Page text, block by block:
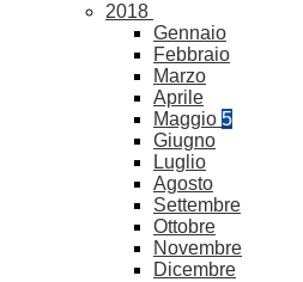
2018
Gennaio
Febbraio
Marzo
Aprile
Maggio 5
Giugno
Luglio
Agosto
Settembre
Ottobre
Novembre
Dicembre